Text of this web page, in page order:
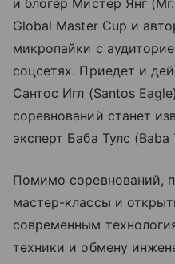
и блогер Мистер Янг
Global Master Cup и
микропайки с
соцсетях. Приедет и
Сантос Игл (Santos
соревнований станет
эксперт Баба Тулс (Baba
Помимо соревнований,
мастер-классы и
современным
техники и обмену